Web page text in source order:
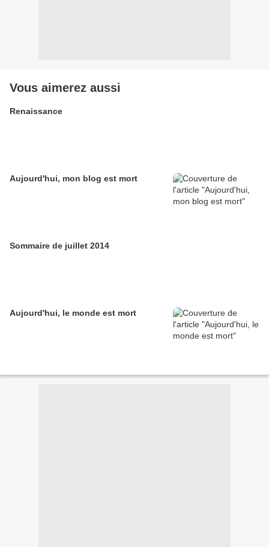
Vous aimerez aussi
Renaissance
Aujourd'hui, mon blog est mort
Sommaire de juillet 2014
Aujourd'hui, le monde est mort